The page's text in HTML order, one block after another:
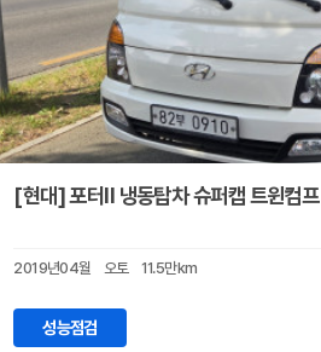
[현대] 포터II 냉동탑차 슈퍼캡 트윈컴프
2019년04월 오토 11.5만km
성능점검